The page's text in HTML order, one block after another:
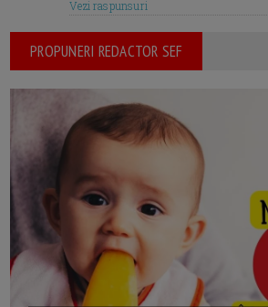
Vezi raspunsuri
PROPUNERI REDACTOR SEF